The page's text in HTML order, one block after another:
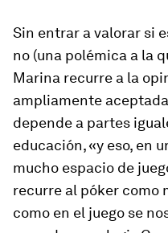
Sin entrar a valorar si
no (una polémica a la
Marina recurre a la
ampliamente
depende a partes
educación, «y eso, en
mucho espacio de
recurre al póker como
como en el juego se